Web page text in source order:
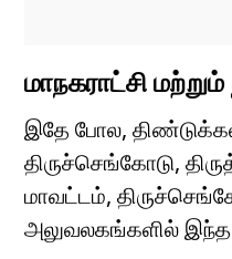
மாநகராட்சி
இதே போல,
திருச்செங்கோடு,
மாவட்டம்,
அலுவலகங்களில் இந்த